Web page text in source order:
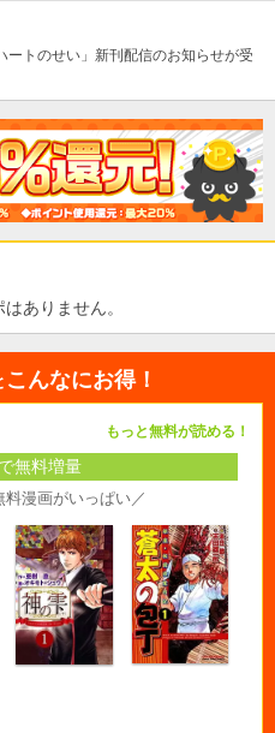
ートのせい」新刊配信のお知らせが受
ありません。
こんなにお得！
もっと無料が読める！
無料増量
漫画がいっぱい／